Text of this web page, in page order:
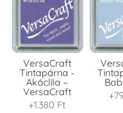
VersaCraft
Tintapárna -
Akáclila –
VersaCraft
+1.380 Ft